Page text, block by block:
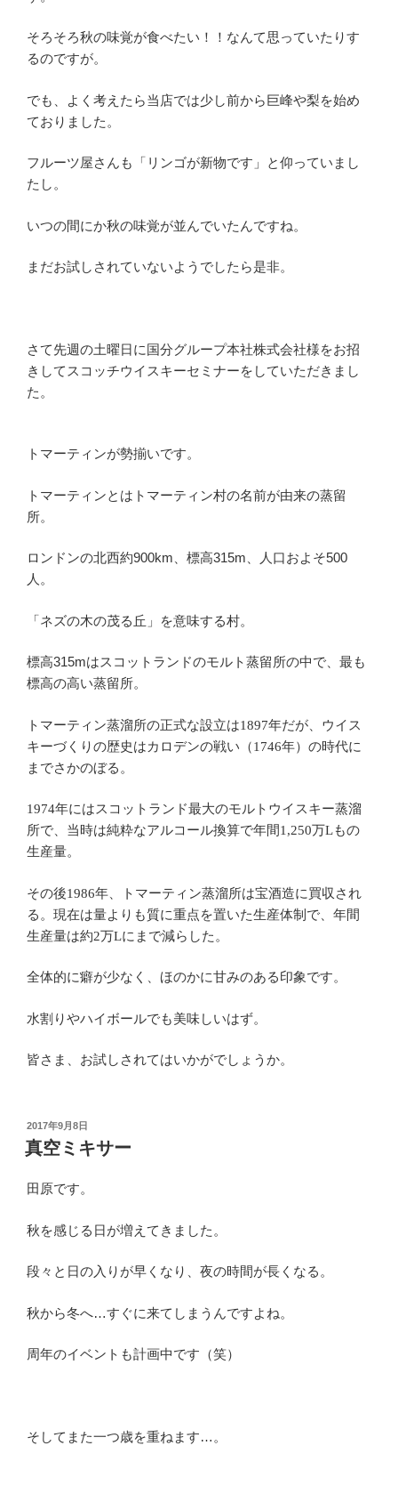
そろそろ秋の味覚が食べたい！！なんて思っていたりす
るのですが。
でも、よく考えたら当店では少し前から巨峰や梨を始め
ておりました。
フルーツ屋さんも「リンゴが新物です」と仰っていまし
たし。
いつの間にか秋の味覚が並んでいたんですね。
まだお試しされていないようでしたら是非。
さて先週の土曜日に国分グループ本社株式会社様をお招
きしてスコッチウイスキーセミナーをしていただきまし
た。
トマーティンが勢揃いです。
トマーティンとはトマーティン村の名前が由来の蒸留
所。
ロンドンの北西約900km、標高315m、人口およそ500
人。
「ネズの木の茂る丘」を意味する村。
標高315mはスコットランドのモルト蒸留所の中で、最も
標高の高い蒸留所。
トマーティン蒸溜所の正式な設立は1897年だが、ウイス
キーづくりの歴史はカロデンの戦い（1746年）の時代に
までさかのぼる。
1974年にはスコットランド最大のモルトウイスキー蒸溜
所で、 当時は純粋なアルコール換算で年間1,250万Lもの
生産量。
その後1986年、トマーティン蒸溜所は宝酒造に買収され
る。現在は量よりも質に重点を置いた生産体制で、年間
生産量は約2万Lにまで減らした。
全体的に癖が少なく、ほのかに甘みのある印象です。
水割りやハイボールでも美味しいはず。
皆さま、お試しされてはいかがでしょうか。
投
稿
日:
2017年9月8日
真空ミキサー
田原です。
秋を感じる日が増えてきました。
段々と日の入りが早くなり、夜の時間が長くなる。
秋から冬へ…すぐに来てしまうんですよね。
周年のイベントも計画中です（笑）
そしてまた一つ歳を重ねます…。